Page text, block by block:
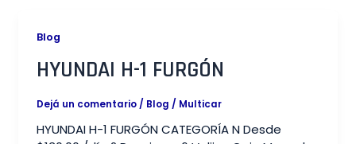
Blog
HYUNDAI H-1 FURGÓN​
Dejá un comentario / Blog / Multicar
HYUNDAI H-1 FURGÓN CATEGORÍA N Desde